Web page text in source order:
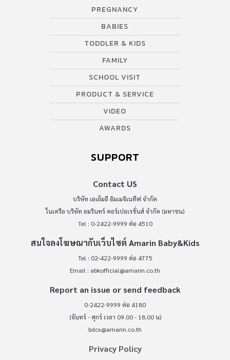
PREGNANCY
BABIES
TODDLER & KIDS
FAMILY
SCHOOL VISIT
PRODUCT & SERVICE
VIDEO
AWARDS
SUPPORT
Contact US
บริษัท เอเอ็มอี อิมเมจิเนทีฟ จำกัด
ในเครือ บริษัท อมรินทร์ คอร์เปอเรชั่นส์ จำกัด (มหาชน)
Tel : 0-2422-9999 ต่อ 4510
สนใจลงโฆษณากับเว็บไซต์ Amarin Baby&Kids
Tel : 02-422-9999 ต่อ 4775
Email : abkofficial@amarin.co.th
Report an issue or send feedback
0-2422-9999 ต่อ 4180
(จันทร์ - ศุกร์ เวลา 09.00 - 18.00 น)
bdcx@amarin.co.th
Privacy Policy